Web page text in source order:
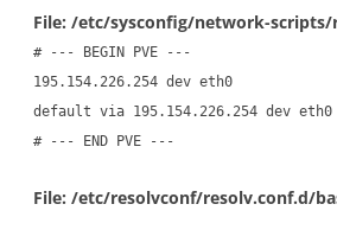
File: /etc/sysconfig/network-
# --- BEGIN PVE ---
195.154.226.254 dev eth0
default via 195.154.226.254 dev eth0
# --- END PVE ---
File: /etc/resolvconf/resolv.conf.d/